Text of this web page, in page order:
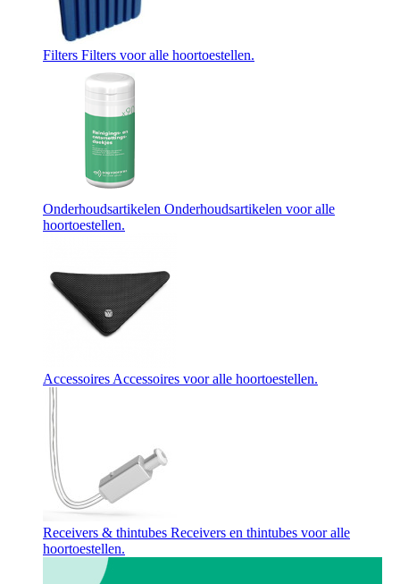
Filters Filters voor alle hoortoestellen.
Onderhoudsartikelen Onderhoudsartikelen voor alle
hoortoestellen.
Accessoires Accessoires voor alle hoortoestellen.
Receivers & thintubes Receivers en thintubes voor alle
hoortoestellen.